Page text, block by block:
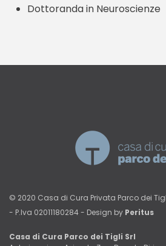
Dottoranda in Neuroscienze
© 2020 Casa di Cura Privata Parco dei
- P.Iva 02011180284 - Design by Peritus
Casa di Cura Parco dei Tigli Srl